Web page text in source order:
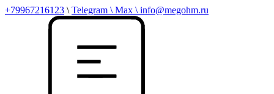
+79967216123 \ Telegram \ Max \ info@megohm.ru